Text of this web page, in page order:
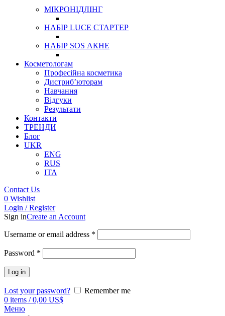
МІКРОНІДЛІНГ
НАБІР LUCE СТАРТЕР
НАБІР SOS АКНЕ
Косметологам
Професійна косметика
Дистриб’юторам
Навчання
Відгуки
Результати
Контакти
ТРЕНДИ
Блог
UKR
ENG
RUS
ITA
Contact Us
0 Wishlist
Login / Register
Sign inCreate an Account
Username or email address *
Password *
Log in
Lost your password?
Remember me
0 items / 0,00 US$
Меню